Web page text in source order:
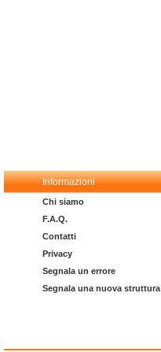
Informazioni
Chi siamo
F.A.Q.
Contatti
Privacy
Segnala un errore
Segnala una nuova struttura